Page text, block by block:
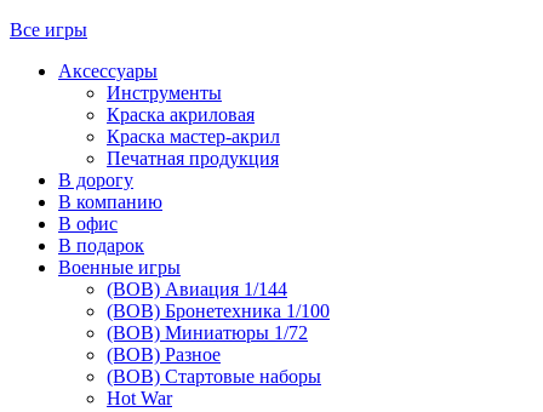
Все игры
Аксессуары
Инструменты
Краска акриловая
Краска мастер-акрил
Печатная продукция
В дорогу
В компанию
В офис
В подарок
Военные игры
(ВОВ) Авиация 1/144
(ВОВ) Бронетехника 1/100
(ВОВ) Миниатюры 1/72
(ВОВ) Разное
(ВОВ) Стартовые наборы
Hot War